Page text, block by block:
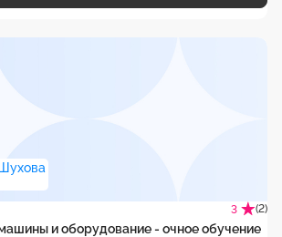
3 (2)
и оборудование - очное обучение